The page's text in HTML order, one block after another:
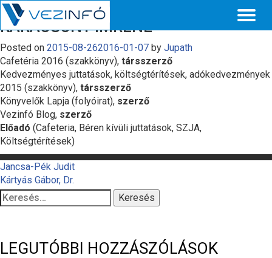
KARÁCSONY IMRÉNÉ
Posted on 2015-08-262016-01-07 by Jupath
Cafetéria 2016 (szakkönyv), társszerző
Kedvezményes juttatások, költségtérítések, adókedvezmények
2015 (szakkönyv), társszerző
Könyvelők Lapja (folyóirat), szerző
Vezinfó Blog, szerző
Előadó (Cafeteria, Béren kívüli juttatások, SZJA,
Költségtérítések)
BEJEGYZÉS
NAVIGÁCIÓ
Jancsa-Pék Judit
Kártyás Gábor, Dr.
Keresés:
LEGUTÓBBI HOZZÁSZÓLÁSOK